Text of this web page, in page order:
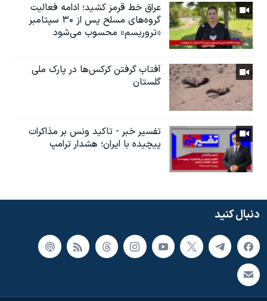
عراق خط قرمز کشید؛ ادامه فعالیت
گروه‌های مسلح پس از ۳۰ سپتامبر
«تروریسم» محسوب می‌شود
آفتاب گرفتن کرکس‌ها در پارک ملی
گلستان
تفسیر خبر - تاکید ونس بر مذاکرات
پیچیده با ایران؛ هشدار ترامپ
دنبال کنید